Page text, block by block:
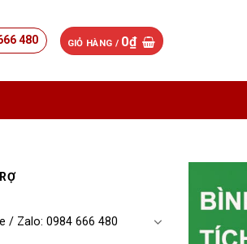
480 GIỎ HÀNG / 0₫
/ Zalo: 0984 666 480